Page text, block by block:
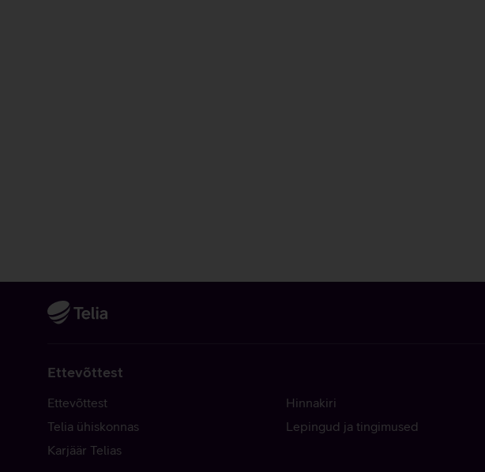
Ettevõttest
Ettevõttest
Telia ühiskonnas
Karjäär Telias
Hinnakiri
Lepingud ja tingimused